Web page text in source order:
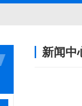
新闻中